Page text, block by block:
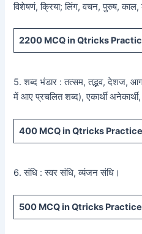
विशेषणं, क्रिया; लिंग, वचन, पुरुष,
2200 MCQ in Qtricks
5. शब्द भंडार : तत्सम, तद्भव, देशज,
में आए प्रचलित शब्द), एकार्थी अनेकार्थी,
400 MCQ in Qtricks
6. संधि : स्वर संधि, व्यंजन संधि।
500 MCQ in Qtricks